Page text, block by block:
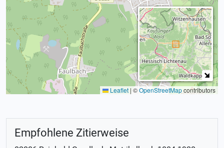
Leaflet | ©OpenStreetMapcontributors
Empfohlene Zitierweise